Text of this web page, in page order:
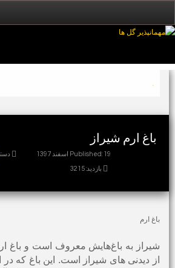
.
باغ ارم شیراز
Published: 19 اسفند 1397
بازدید: 3215
باغ ارم
شیراز به باغ‌هایش معروف است و باغ
از دیدنی های شیراز است. این باغ که در